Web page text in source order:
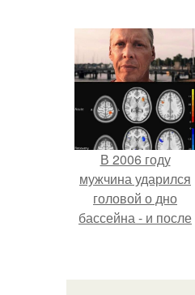
В 2006 году
мужчина ударился
головой о дно
бассейна - и после
странным образом.